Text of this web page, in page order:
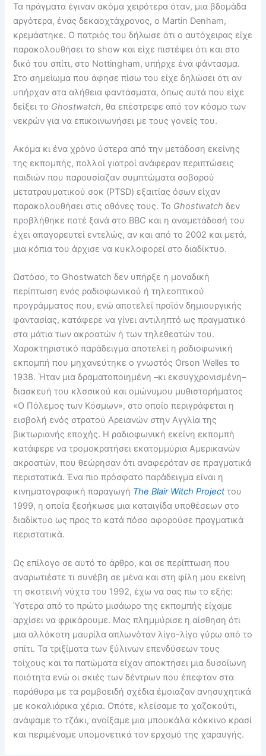
Τα πράγματα έγιναν ακόμα χειρότερα όταν, μια βδομάδα
αργότερα, ένας δεκαοχτάχρονος, ο Martin Denham,
κρεμάστηκε. Ο πατριός του δήλωσε ότι ο αυτόχειρας είχε
παρακολουθήσει το show και είχε πιστέψει ότι και στο
δικό του σπίτι, στο Nottingham, υπήρχε ένα φάντασμα.
Στο σημείωμα που άφησε πίσω του είχε δηλώσει ότι αν
υπήρχαν στα αλήθεια φαντάσματα, όπως αυτά που είχε
δείξει το Ghostwatch, θα επέστρεφε από τον κόσμο των
νεκρών για να επικοινωνήσει με τους γονείς του.
Ακόμα κι ένα χρόνο ύστερα από την μετάδοση εκείνης
της εκπομπής, πολλοί γιατροί ανάφεραν περιπτώσεις
παιδιών που παρουσίαζαν συμπτώματα σοβαρού
μετατραυματικού σοκ (PTSD) εξαιτίας όσων είχαν
παρακολουθήσει στις οθόνες τους. Το Ghostwatch δεν
προβλήθηκε ποτέ ξανά στο BBC και η αναμετάδοσή του
έχει απαγορευτεί εντελώς, αν και από το 2002 και μετά,
μια κόπια του άρχισε να κυκλοφορεί στο διαδίκτυο.
Ωστόσο, το Ghostwatch δεν υπήρξε η μοναδική
περίπτωση ενός ραδιοφωνικού ή τηλεοπτικού
προγράμματος που, ενώ αποτελεί προϊόν δημιουργικής
φαντασίας, κατάφερε να γίνει αντιληπτό ως πραγματικό
στα μάτια των ακροατών ή των τηλεθεατών του.
Χαρακτηριστικό παράδειγμα αποτελεί η ραδιοφωνική
εκπομπή που μηχανεύτηκε ο γνωστός Orson Welles το
1938. Ήταν μια δραματοποιημένη –κι εκσυγχρονισμένη–
διασκευή του κλσσικού και ομώνυμου μυθιστορήματος
«Ο Πόλεμος των Κόσμων», στο οποίο περιγράφεται η
εισβολή ενός στρατού Αρειανών στην Αγγλία της
βικτωριανής εποχής. Η ραδιοφωνική εκείνη εκπομπή
κατάφερε να τρομοκρατήσει εκατομμύρια Αμερικανών
ακροατών, που θεώρησαν ότι αναφερόταν σε πραγματικά
περιστατικά. Ένα πιο πρόσφατο παράδειγμα είναι η
κινηματογραφική παραγωγή The Blair Witch Projectτου
1999, η οποία ξεσήκωσε μια καταιγίδα υποθέσεων στο
διαδίκτυο ως προς το κατά πόσο αφορούσε πραγματικά
περιστατικά.
Ως επίλογο σε αυτό το άρθρο, και σε περίπτωση που
αναρωτιέστε τι συνέβη σε μένα και στη φίλη μου εκείνη
τη σκοτεινή νύχτα του 1992, έχω να σας πω το εξής:
Ύστερα από το πρώτο μισάωρο της εκπομπής είχαμε
αρχίσει να φρικάρουμε. Μας πλημμύρισε η αίσθηση ότι
μια αλλόκοτη μαυρίλα απλωνόταν λίγο-λίγο γύρω από το
σπίτι. Τα τριξίματα των ξύλινων επενδύσεων τους
τοίχους και τα πατώματα είχαν αποκτήσει μια δυσοίωνη
ποιότητα ενώ οι σκιές των δέντρων που έπεφταν στα
παράθυρα με τα ρομβοειδή σχέδια έμοιαζαν ανησυχητικά
με κοκαλιάρικα χέρια. Οπότε, κλείσαμε το χαζοκούτι,
ανάψαμε το τζάκι, ανοίξαμε μια μπουκάλα κόκκινο κρασί
και περιμέναμε υπομονετικά τον ερχομό της χαραυγής.